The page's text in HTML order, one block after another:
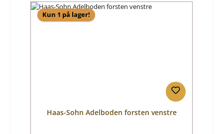
Kun 1 på lager!
Haas-Sohn Adelboden forsten venstre